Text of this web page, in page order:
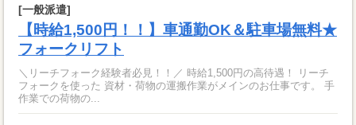
[一般派遣]
【時給1,500円！！】車通勤OK＆駐車場無料★
フォークリフト
＼リーチフォーク経験者必見！！／ 時給1,500円の高待遇！ リーチ
フォークを使った 資材・荷物の運搬作業がメインのお仕事です。 手
作業での荷物の...